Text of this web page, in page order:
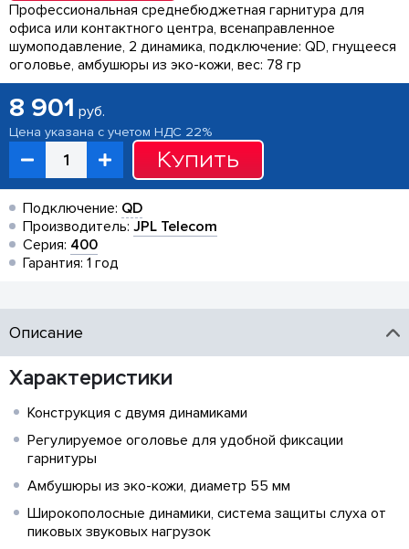
Профессиональная среднебюджетная гарнитура для
офиса или контактного центра, всенаправленное
шумоподавление, 2 динамика, подключение: QD, гнущееся
оголовье, амбушюры из эко-кожи, вес: 78 гр
8 901 руб.
Цена указана с учетом НДС 22%
Купить
Подключение: QD
Производитель: JPL Telecom
Серия: 400
Гарантия: 1 год
Описание
Характеристики
Конструкция с двумя динамиками
Регулируемое оголовье для удобной фиксации
гарнитуры
Амбушюры из эко-кожи, диаметр 55 мм
Широкополосные динамики, система защиты слуха от
пиковых звуковых нагрузок